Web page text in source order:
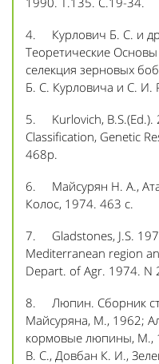
4. Курлович Б. С. и
Теоретические
селекция зерновых
Б. С. Курловича и С. И.
5. Kurlovich, B.S.(Ed.).
Classification, Genetic
468p.
6. Майсурян Н. А.,
Колос, 1974. 463 с.
7. Gladstones, J.S.
Mediterranean region
Depart. of Agr. 1974. N
8. Люпин. Сборник
Майсуряна, М., 1962;
кормовые люпины, М.,
В. С., Довбан К. И.,